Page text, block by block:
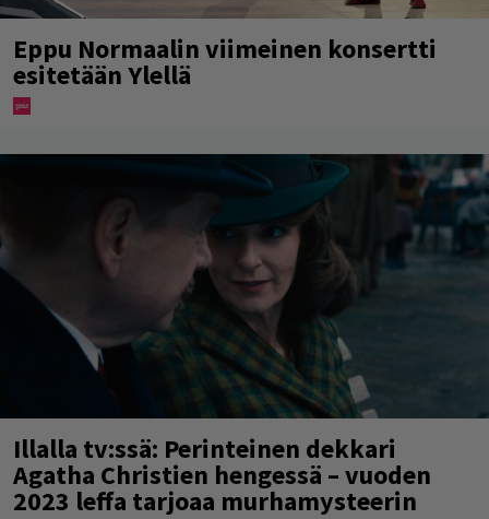
Eppu Normaalin viimeinen konsertti
esitetään Ylellä
Illalla tv:ssä: Perinteinen dekkari
Agatha Christien hengessä – vuoden
2023 leffa tarjoaa murhamysteerin